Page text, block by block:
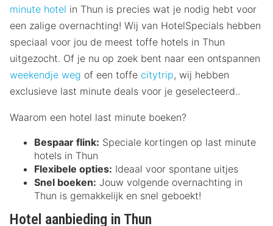
minute hotel in Thun is precies wat je nodig hebt voor
een zalige overnachting! Wij van HotelSpecials hebben
speciaal voor jou de meest toffe hotels in Thun
uitgezocht. Of je nu op zoek bent naar een ontspannen
weekendje weg of een toffe citytrip, wij hebben
exclusieve last minute deals voor je geselecteerd..
Waarom een hotel last minute boeken?
Bespaar flink: Speciale kortingen op last minute
hotels in Thun
Flexibele opties: Ideaal voor spontane uitjes
Snel boeken: Jouw volgende overnachting in
Thun is gemakkelijk en snel geboekt!
Hotel aanbieding in Thun